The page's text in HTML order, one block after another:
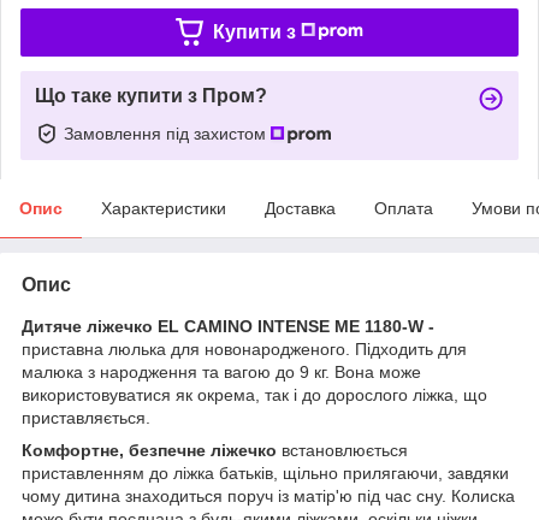
Купити з
Що таке купити з Пром?
Замовлення під захистом
Опис Характеристики Доставка Оплата Умови
Опис
Дитяче ліжечко EL CAMINO INTENSE ME 1180-W -
приставна люлька для новонародженого. Підходить для
малюка з народження та вагою до 9 кг. Вона може
використовуватися як окрема, так і до дорослого ліжка, що
приставляється.
Комфортне, безпечне ліжечко встановлюється
приставленням до ліжка батьків, щільно прилягаючи, завдяки
чому дитина знаходиться поруч із матір'ю під час сну. Колиска